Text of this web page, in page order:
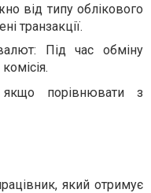
від типу облікового
транзакції.
Під час обміну
якщо порівнювати з
який отримує